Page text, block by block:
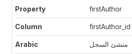
firstAuthor
firstAuthor_id
منشئ السجل